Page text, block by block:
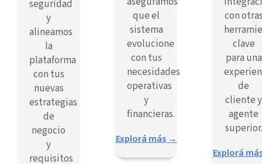
seguridad
y
alineamos
la
plataforma
con tus
nuevas
estrategias
de
negocio
y
requisitos
que el
sistema
evolucione
con tus
necesidades
operativas
y
financieras.
Explorá más →
con
clave
para una
de
cliente y
agente
superior.
Explorá